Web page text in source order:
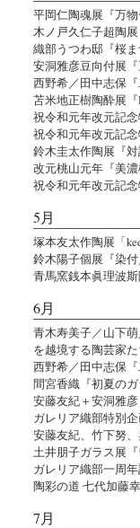
平岡仁陶魂展『万物
木ノ戸久仁子超陶展
織部うつわ邸『桜ま
安洞雅彦豆向付展『
西野希／田中志保『
苫米地正樹陶酔展『
祝令和元年改元記
祝令和元年改元記
鈴木圭太作陶展『対
改元桃山元年『美濃
祝令和元年改元記
5月
塚本友太作陶展「
鈴木陽子個展『染付
青馬窯銭本眞理波斯
6月
青木寿美子／山下
を越境する陶芸家た
西野希／田中志保
間宮香織『初夏のガ
安藤友紀＋安洞雅彦
ガレリア織部特別企
安藤友紀、竹下努
土井朋子ガラス展
ガレリア織部一周
陶彩の道 七代加藤幸
7月